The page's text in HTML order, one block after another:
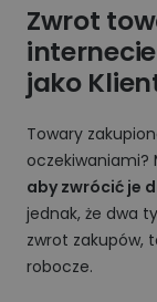
Zwrot
jako
Towary
oczekiwaniami?
aby zwrócić je
jednak, że dwa
zwrot zakupów,
robocze.